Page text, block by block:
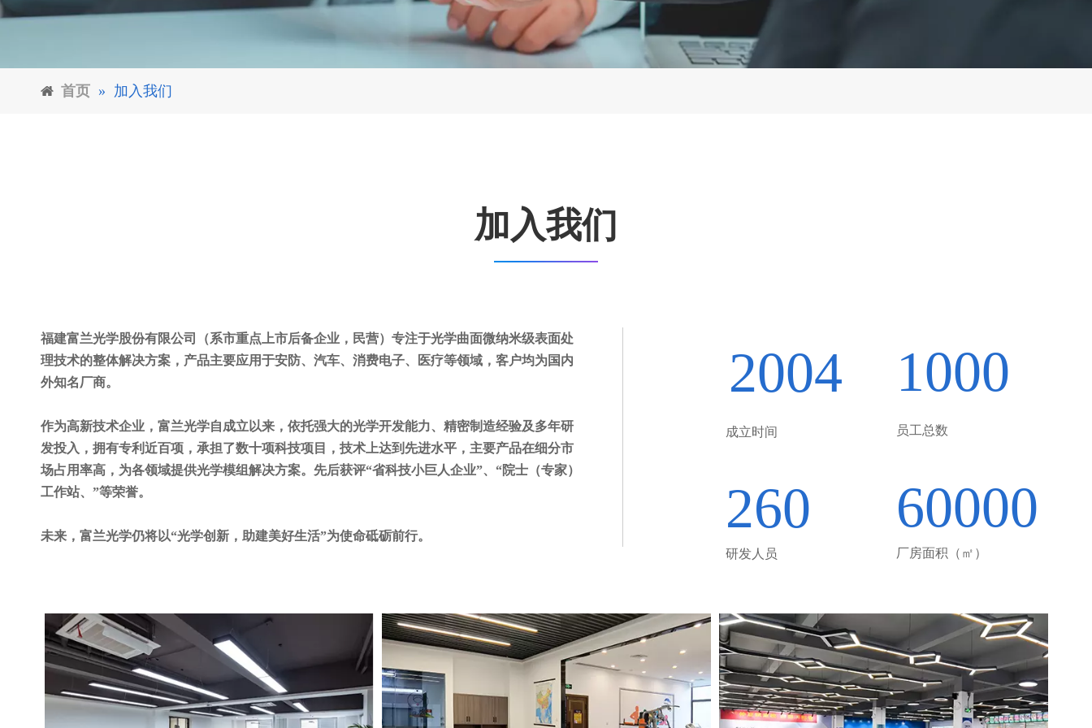
首页 » 加入我们
加入我们
福建富兰光学股份有限公司（系市重点上市后备企业，民营）专注于光学曲面微纳米级表面处
理技术的整体解决方案，产品主要应用于安防、汽车、消费电子、医疗等领域，客户均为国内
外知名厂商。
作为高新技术企业，富兰光学自成立以来，依托强大的光学开发能力、精密制造经验及多年研
发投入，拥有专利近百项，承担了数十项科技项目，技术上达到先进水平，主要产品在细分市
场占用率高，为各领域提供光学模组解决方案。先后获评“省科技小巨人企业”、“院士（专家）
工作站、”等荣誉。
未来，富兰光学仍将以“光学创新，助建美好生活”为使命砥砺前行。
2004
成立时间
260
研发人员
1000
员工总数
60000
厂房面积（㎡）